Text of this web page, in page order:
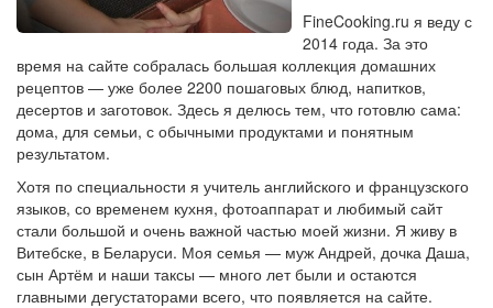
FineCooking.ru я веду с
2014 года. За это
время на сайте собралась большая коллекция домашних
рецептов — уже более 2200 пошаговых блюд, напитков,
десертов и заготовок. Здесь я делюсь тем, что готовлю сама:
дома, для семьи, с обычными продуктами и понятным
результатом.
Хотя по специальности я учитель английского и французского
языков, со временем кухня, фотоаппарат и любимый сайт
стали большой и очень важной частью моей жизни. Я живу в
Витебске, в Беларуси. Моя семья — муж Андрей, дочка Даша,
сын Артём и наши таксы — много лет были и остаются
главными дегустаторами всего, что появляется на сайте.